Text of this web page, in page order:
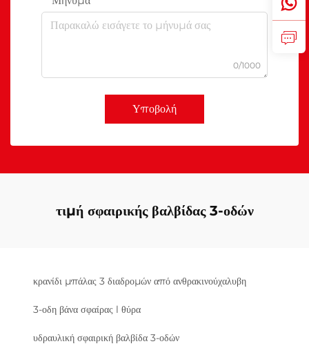
0/1000
Υποβολή
τιμή σφαιρικής βαλβίδας 3-οδών
κρανίδι μπάλας 3 διαδρομών από ανθρακινούχαλυβη
3-οδη βάνα σφαίρας l θύρα
υδραυλική σφαιρική βαλβίδα 3-οδών